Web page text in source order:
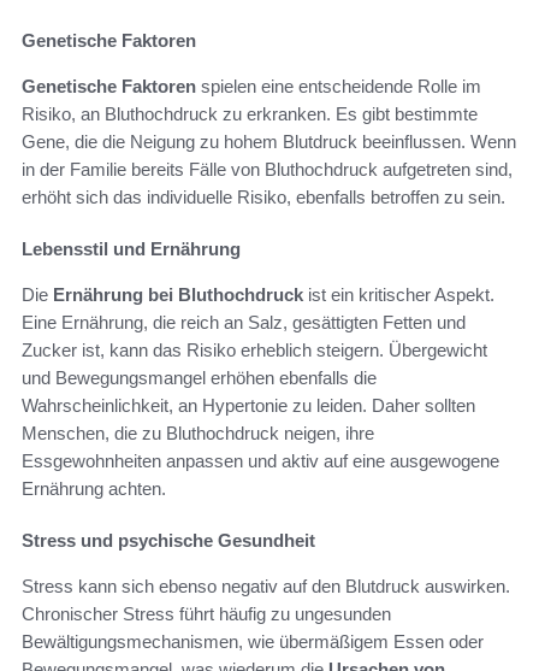
Genetische Faktoren
Genetische Faktoren spielen eine entscheidende Rolle im
Risiko, an Bluthochdruck zu erkranken. Es gibt bestimmte
Gene, die die Neigung zu hohem Blutdruck beeinflussen. Wenn
in der Familie bereits Fälle von Bluthochdruck aufgetreten sind,
erhöht sich das individuelle Risiko, ebenfalls betroffen zu sein.
Lebensstil und Ernährung
Die Ernährung bei Bluthochdruck ist ein kritischer Aspekt.
Eine Ernährung, die reich an Salz, gesättigten Fetten und
Zucker ist, kann das Risiko erheblich steigern. Übergewicht
und Bewegungsmangel erhöhen ebenfalls die
Wahrscheinlichkeit, an Hypertonie zu leiden. Daher sollten
Menschen, die zu Bluthochdruck neigen, ihre
Essgewohnheiten anpassen und aktiv auf eine ausgewogene
Ernährung achten.
Stress und psychische Gesundheit
Stress kann sich ebenso negativ auf den Blutdruck auswirken.
Chronischer Stress führt häufig zu ungesunden
Bewältigungsmechanismen, wie übermäßigem Essen oder